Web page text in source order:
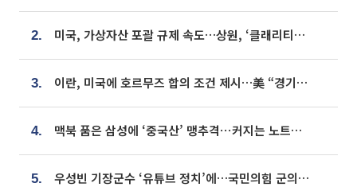
2. 미국, 가상자산 포괄 규제 속도…상원, ‘클래리티법’ 9월 절차투표 추진
3. 이란, 미국에 호르무즈 합의 조건 제시…美 “경기 아직 안 끝나” [종합]
4. 맥북 품은 삼성에 ‘중국산’ 맹추격⋯커지는 노트북 OLED 시장
5. 우성빈 기장군수 ‘유튜브 정치’에…국민의힘 군의원들 집단 반발